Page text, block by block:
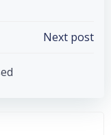
Next post